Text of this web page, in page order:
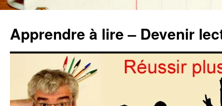
contenu
Apprendre à lire – Devenir